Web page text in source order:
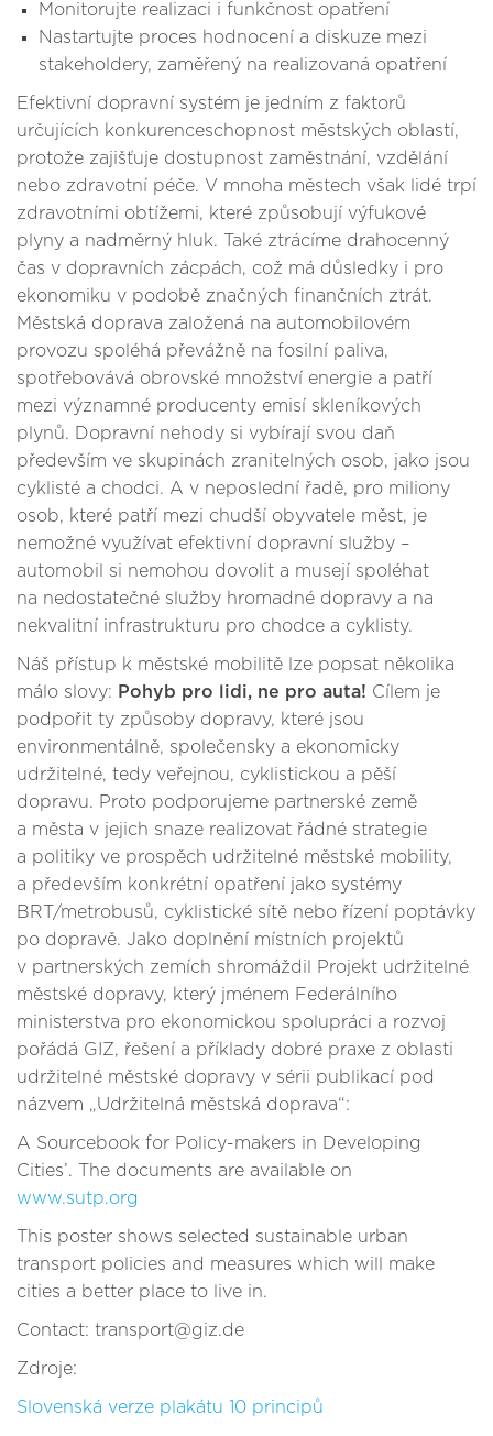
Monitorujte realizaci i funkčnost opatření
Nastartujte proces hodnocení a diskuze mezi
stakeholdery, zaměřený na realizovaná opatření
Efektivní dopravní systém je jedním z faktorů
určujících konkurenceschopnost městských oblastí,
protože zajišťuje dostupnost zaměstnání, vzdělání
nebo zdravotní péče. V mnoha městech však lidé trpí
zdravotními obtížemi, které způsobují výfukové
plyny a nadměrný hluk. Také ztrácíme drahocenný
čas v dopravních zácpách, což má důsledky i pro
ekonomiku v podobě značných finančních ztrát.
Městská doprava založená na automobilovém
provozu spoléhá převážně na fosilní paliva,
spotřebovává obrovské množství energie a patří
mezi významné producenty emisí skleníkových
plynů. Dopravní nehody si vybírají svou daň
především ve skupinách zranitelných osob, jako jsou
cyklisté a chodci. A v neposlední řadě, pro miliony
osob, které patří mezi chudší obyvatele měst, je
nemožné využívat efektivní dopravní služby –
automobil si nemohou dovolit a musejí spoléhat
na nedostatečné služby hromadné dopravy a na
nekvalitní infrastrukturu pro chodce a cyklisty.
Náš přístup k městské mobilitě lze popsat několika
málo slovy: Pohyb pro lidi, ne pro auta! Cílem je
podpořit ty způsoby dopravy, které jsou
environmentálně, společensky a ekonomicky
udržitelné, tedy veřejnou, cyklistickou a pěší
dopravu. Proto podporujeme partnerské země
a města v jejich snaze realizovat řádné strategie
a politiky ve prospěch udržitelné městské mobility,
a především konkrétní opatření jako systémy
BRT/metrobusů, cyklistické sítě nebo řízení poptávky
po dopravě. Jako doplnění místních projektů
v partnerských zemích shromáždil Projekt udržitelné
městské dopravy, který jménem Federálního
ministerstva pro ekonomickou spolupráci a rozvoj
pořádá GIZ, řešení a příklady dobré praxe z oblasti
udržitelné městské dopravy v sérii publikací pod
názvem „Udržitelná městská doprava“:
A Sourcebook for Policy-makers in Developing
Cities’. The documents are available on
www.sutp.org
This poster shows selected sustainable urban
transport policies and measures which will make
cities a better place to live in.
Contact: transport@giz.de
Zdroje:
Slovenská verze plakátu 10 principů